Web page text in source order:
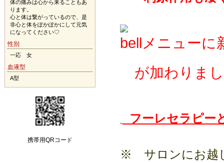
メニューに
が加わりま
フーレセラピー
※ サロンにお越
体の痛みは心から来ることもあ
ります。
心と体は繋がっているので、是
非心と体をぽかぽかにして元気
になってください♡
性別
一応 女
血液型
A型
携帯用QRコード